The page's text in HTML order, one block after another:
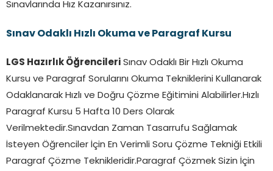
Sınavlarında Hız Kazanırsınız.
Sınav Odaklı Hızlı Okuma ve Paragraf Kursu
LGS Hazırlık Öğrencileri Sınav Odaklı Bir Hızlı Okuma
Kursu ve Paragraf Sorularını Okuma Tekniklerini Kullanarak
Odaklanarak Hızlı ve Doğru Çözme Eğitimini Alabilirler.Hızlı
Paragraf Kursu 5 Hafta 10 Ders Olarak
Verilmektedir.Sınavdan Zaman Tasarrufu Sağlamak
İsteyen Öğrenciler İçin En Verimli Soru Çözme Tekniği Etkili
Paragraf Çözme Teknikleridir.Paragraf Çözmek Sizin İçin